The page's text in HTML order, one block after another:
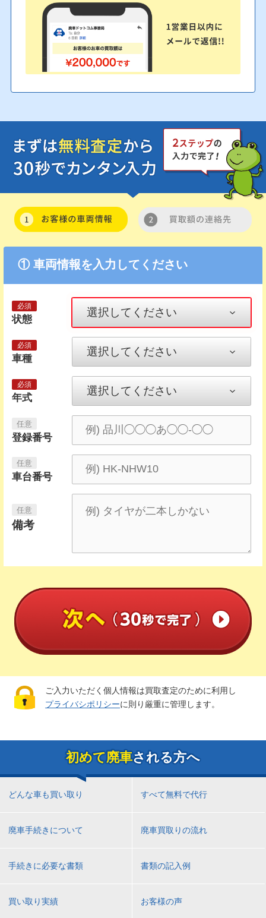
① 車両情報を入力してください
状態
車種
年式
登録番号
車台番号
備考
ご入力いただく個人情報は買取査定のために利用し
プライバシポリシーに則り厳重に管理します。
初めて廃車される方へ
どんな車も買い取り すべて無料で代行
廃車手続きについて 廃車買取りの流れ
手続きに必要な書類 書類の記入例
買い取り実績 お客様の声